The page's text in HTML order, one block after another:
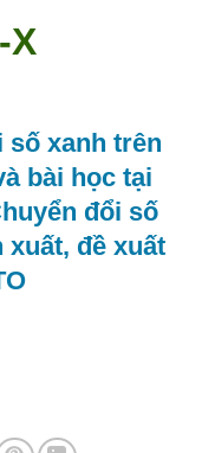
X
xanh trên
bài học tại
đổi số
xuất, đề xuất